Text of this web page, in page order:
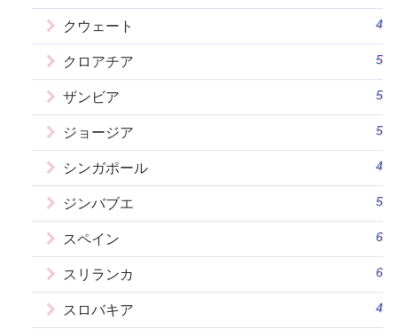
クウェート 4
クロアチア 5
ザンビア 5
ジョージア 5
シンガポール 4
ジンバブエ 5
スペイン 6
スリランカ 6
スロバキア 4